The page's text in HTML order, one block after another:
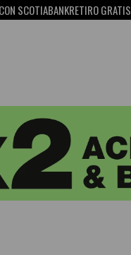
RETIRO GRATIS EN PICK